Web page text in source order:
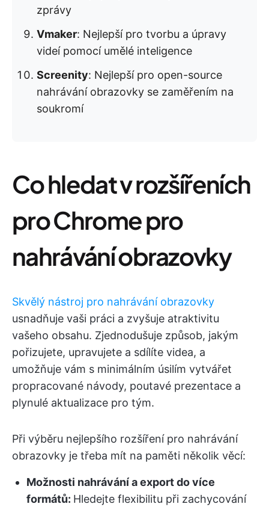
zprávy
Vmaker: Nejlepší pro tvorbu a úpravy
videí pomocí umělé inteligence
Screenity: Nejlepší pro open-source
nahrávání obrazovky se zaměřením na
soukromí
Co hledat v rozšířeních
pro Chrome pro
nahrávání obrazovky
Skvělý nástroj pro nahrávání obrazovky
usnadňuje vaši práci a zvyšuje atraktivitu
vašeho obsahu. Zjednodušuje způsob, jakým
pořizujete, upravujete a sdílíte videa, a
umožňuje vám s minimálním úsilím vytvářet
propracované návody, poutavé prezentace a
plynulé aktualizace pro tým.
Při výběru nejlepšího rozšíření pro nahrávání
obrazovky je třeba mít na paměti několik věcí:
Možnosti nahrávání a export do více
formátů: Hledejte flexibilitu při zachycování